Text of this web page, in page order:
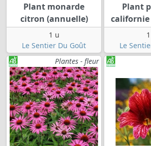
Plant monarde
citron (annuelle)
1 u
Le Sentier Du Goût
Plant
californie
Le
Plantes - fleur